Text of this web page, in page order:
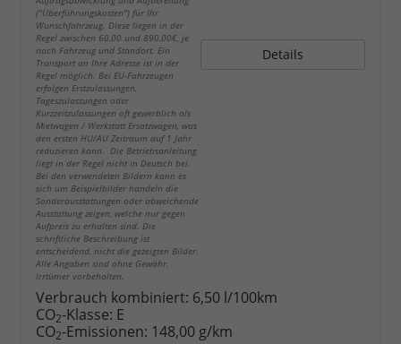
("Überführungskosten") für Ihr
Wunschfahrzeug. Diese liegen in der
Regel zwischen 60,00 und 890,00€, je
nach Fahrzeug und Standort. Ein
Transport an Ihre Adresse ist in der
Regel möglich. Bei EU-Fahrzeugen
erfolgen Erstzulassungen,
Tageszulassungen oder
Kurzzeitzulassungen oft gewerblich als
Mietwagen / Werkstatt Ersatzwagen, was
den ersten HU/AU Zeitraum auf 1 Jahr
reduzieren kann. Die Betriebsanleitung
liegt in der Regel nicht in Deutsch bei.
Bei den verwendeten Bildern kann es
sich um Beispielbilder handeln die
Sonderausstattungen oder abweichende
Ausstattung zeigen, welche nur gegen
Aufpreis zu erhalten sind. Die
schriftliche Beschreibung ist
entscheidend, nicht die gezeigten Bilder.
Alle Angaben sind ohne Gewähr.
Irrtümer vorbehalten.
Details
Verbrauch kombiniert: 6,50 l/100km
CO2-Klasse: E
CO2-Emissionen: 148,00 g/km